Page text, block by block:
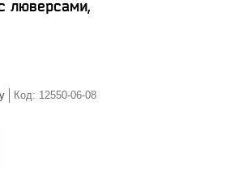
люверсами,
Код: 12550-06-08